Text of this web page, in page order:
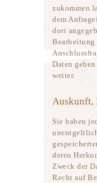
zukommen
dem
dort
Bearbeitung
Daten
weiter.
Auskunft,
Sie haben
deren
Zweck der
Recht auf